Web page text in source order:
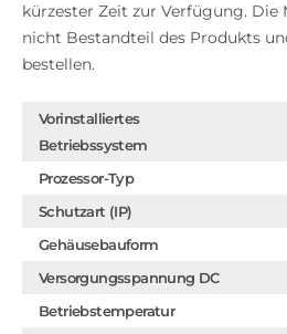
kürzester Zeit zur Verfügung. Die
nicht Bestandteil des Produkts
bestellen.
Vorinstalliertes
Betriebssystem
Prozessor-Typ
Schutzart (IP)
Gehäusebauform
Versorgungsspannung DC
Betriebstemperatur